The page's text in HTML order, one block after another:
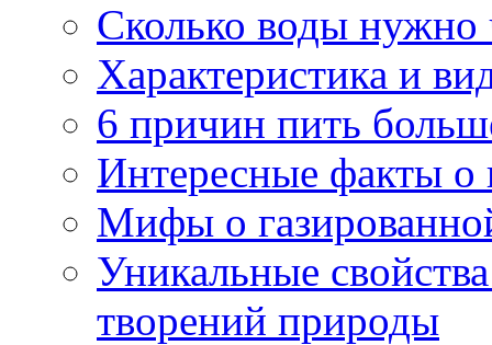
Сколько воды нужно
Характеристика и
6 причин пить
Интересные факты о
Мифы о
Уникальные
творений природы